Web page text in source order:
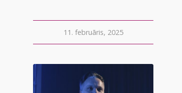
11. februāris, 2025